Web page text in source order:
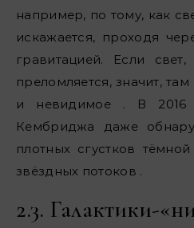
например, по тому, как
искажается, проходя
гравитацией. Если
преломляется, значит,
и невидимое . В 2016
Кембриджа даже
плотных сгустков
звёздных потоков .
2.3. Галактики-